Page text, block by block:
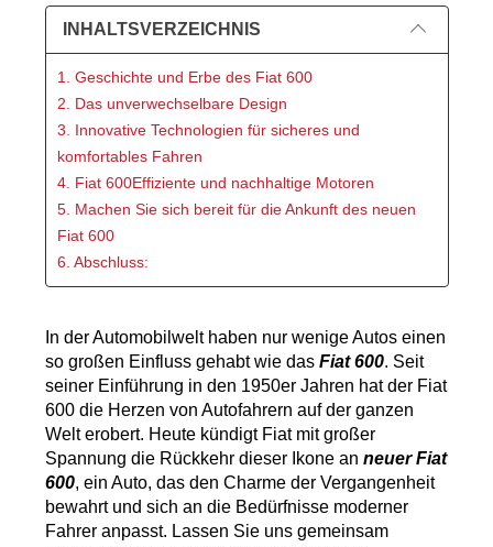
INHALTSVERZEICHNIS
1. Geschichte und Erbe des Fiat 600
2. Das unverwechselbare Design
3. Innovative Technologien für sicheres und
komfortables Fahren
4. Fiat 600Effiziente und nachhaltige Motoren
5. Machen Sie sich bereit für die Ankunft des neuen
Fiat 600
6. Abschluss:
In der Automobilwelt haben nur wenige Autos einen
so großen Einfluss gehabt wie das Fiat 600. Seit
seiner Einführung in den 1950er Jahren hat der Fiat
600 die Herzen von Autofahrern auf der ganzen
Welt erobert. Heute kündigt Fiat mit großer
Spannung die Rückkehr dieser Ikone an neuer Fiat
600, ein Auto, das den Charme der Vergangenheit
bewahrt und sich an die Bedürfnisse moderner
Fahrer anpasst. Lassen Sie uns gemeinsam